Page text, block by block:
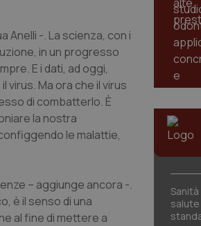
Anelli -. La scienza, con i
in un progresso
E i dati, ad oggi,
virus. Ma ora che il virus
di combatterlo. È
la nostra
le malattie,
– aggiunge ancora -.
è il senso di una
al fine di mettere a